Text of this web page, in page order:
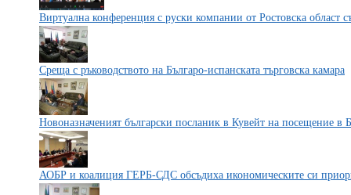
Виртуална конференция с руски компании от Ростовска област
Среща с ръководството на Българо-испанската търговска камара
Новоназначеният български посланик в Кувейт на посещение
АОБР и коалиция ГЕРБ-СДС обсъдиха икономическите си